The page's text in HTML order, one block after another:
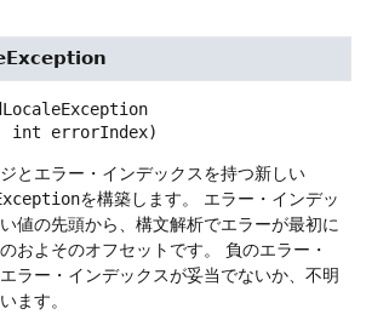
int errorIndex)
とエラー・インデックスを持つ新しい
を構築します。
エラー・インデッ
値の先頭から、構文解析でエラーが最初に
およそのオフセットです。
負のエラー・
ラー・インデックスが妥当でないか、不明
ます。